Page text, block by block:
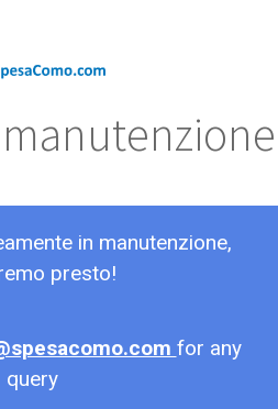
in manutenzione,
presto!
for any
query